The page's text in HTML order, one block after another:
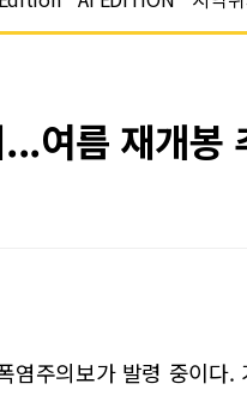
여름 재개봉
염주의보가 발령 중이다.